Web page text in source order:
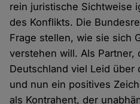
rein juristische Sichtweise
des Konflikts. Die
Frage stellen, wie sie sich
verstehen will. Als Partner,
Deutschland viel Leid über
und nun ein positives
als Kontrahent, der